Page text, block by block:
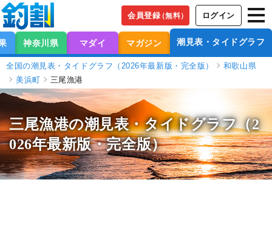
会員登録（無料） ログイン
神奈川県 マダイ マガジン 潮見表・タイドグラフ
全国の潮見表・タイドグラフ（2026年最新版・完全版）
和歌山県
美浜町
三尾漁港
三尾漁港の潮見表・タイドグラフ（2
026年最新版・完全版）